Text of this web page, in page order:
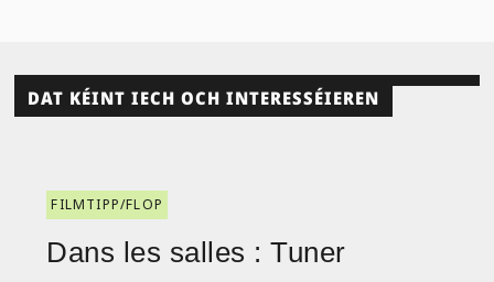
DAT KÉINT IECH OCH INTERESSÉIEREN
FILMTIPP/FLOP
Dans les salles : Tuner